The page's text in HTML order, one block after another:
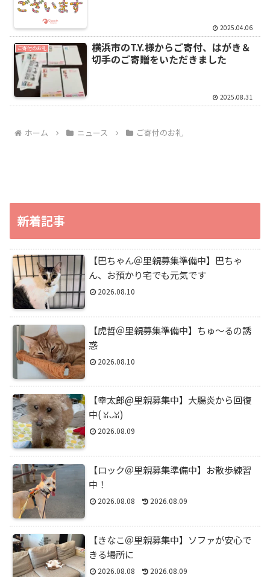
2025.04.06
ご寄付のお礼
横浜市のT.Y.様からご寄付、はがき＆
切手のご寄贈をいただきました
2025.08.31
ホーム ニュース ご寄付のお礼
新着記事
【巴ちゃん＠里親募集準備中】巴ちゃ
ん、お預かり宅でも元気です
2026.08.10
【虎哲＠里親募集準備中】ちゅ～るの誘
惑
2026.08.10
【幸太郎@里親募集中】大腸炎から回復
中(⁠ ⁠ꈍ⁠ᴗ⁠ꈍ⁠)
2026.08.09
【ロック＠里親募集準備中】お散歩練習
中！
2026.08.08 2026.08.09
【きなこ＠里親募集中】ソファが安心で
きる場所に
2026.08.08 2026.08.09